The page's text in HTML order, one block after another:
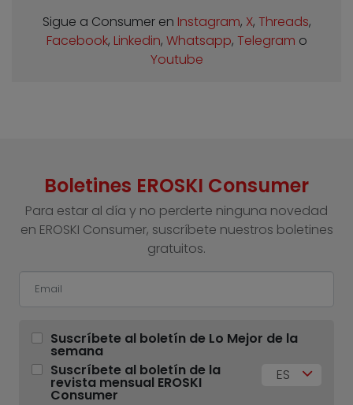
Sigue a Consumer en Instagram, X, Threads,
Facebook, Linkedin, Whatsapp, Telegram o
Youtube
Boletines EROSKI Consumer
Para estar al día y no perderte ninguna novedad
en EROSKI Consumer, suscríbete nuestros boletines
gratuitos.
Suscríbete al boletín de Lo Mejor de la
semana
Suscríbete al boletín de la
revista mensual EROSKI
Consumer
ES